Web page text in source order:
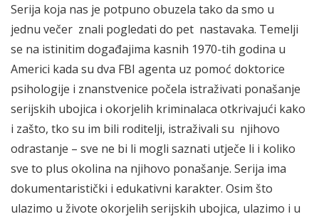
Serija koja nas je potpuno obuzela tako da smo u
jednu večer znali pogledati do pet nastavaka. Temelji
se na istinitim događajima kasnih 1970-tih godina u
Americi kada su dva FBI agenta uz pomoć doktorice
psihologije i znanstvenice počela istraživati ponašanje
serijskih ubojica i okorjelih kriminalaca otkrivajući kako
i zašto, tko su im bili roditelji, istraživali su njihovo
odrastanje – sve ne bi li mogli saznati utječe li i koliko
sve to plus okolina na njihovo ponašanje. Serija ima
dokumentaristički i edukativni karakter. Osim što
ulazimo u živote okorjelih serijskih ubojica, ulazimo i u